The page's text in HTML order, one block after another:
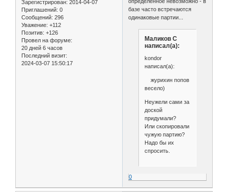
Зарегистрирован: 2014-04-07
Приглашений: 0
Сообщений: 296
Уважение: +112
Позитив: +126
Провел на форуме:
20 дней 6 часов
Последний визит:
2024-03-07 15:50:17
базе часто встречаются
одинаковые партии...
Маликов С
написал(а):
kondor
написал(а):
журихин попов
весело)
Неужели сами за
доской
придумали?
Или скопировали
чужую партию?
Надо бы их
спросить.
0